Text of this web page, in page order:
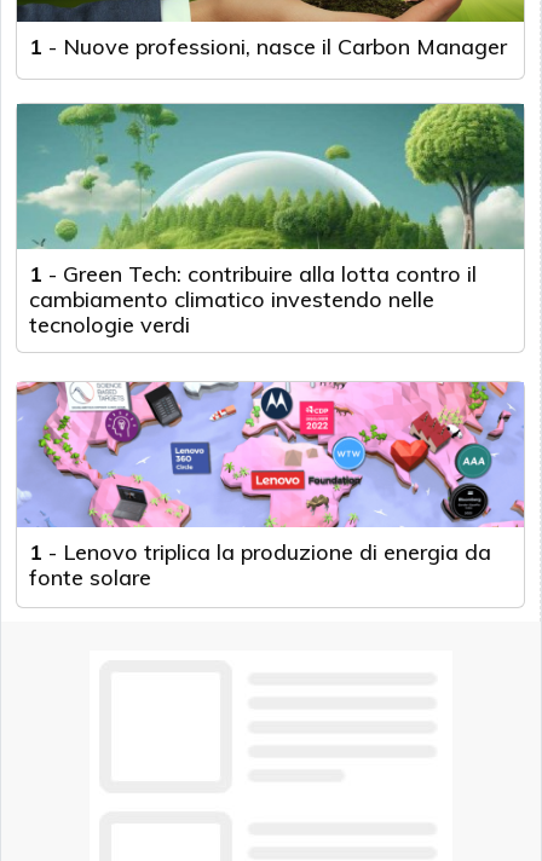
1 - Nuove professioni, nasce il Carbon Manager
1 - Green Tech: contribuire alla lotta contro il
cambiamento climatico investendo nelle
tecnologie verdi
1 - Lenovo triplica la produzione di energia da
fonte solare